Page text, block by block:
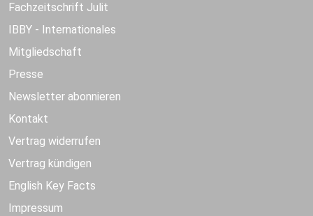
Fachzeitschrift Julit
IBBY - Internationales
Mitgliedschaft
Presse
Newsletter abonnieren
Kontakt
Vertrag widerrufen
Vertrag kündigen
English Key Facts
Impressum